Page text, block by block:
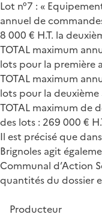
Lot n°7 : «
annuel de
8 000 € H.T. la
TOTAL maximum
lots pour la première
TOTAL maximum
lots pour la deuxième
TOTAL maximum de
des lots : 269 000 €
Il est précisé que
Brignoles agit
Communal d’Action
quantités du dossier
Producteur